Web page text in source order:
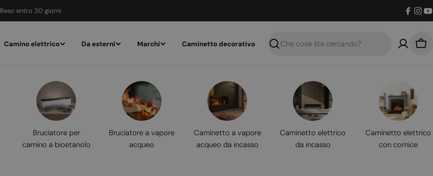
Reso entro 30 giorni
Camino elettrico Da esterni Marchi Caminetto decorativo
Ricerca
Bruciatore per
camino a bioetanolo
Bruciatore a vapore
acqueo
Caminetto a vapore
acqueo da incasso
Caminetto elettrico
da incasso
Caminetto elettrico
con cornice